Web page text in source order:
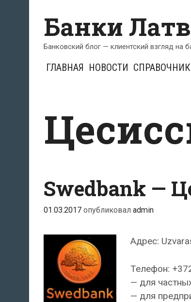
содержимому
Банки
Банковский блог — клиентский взгляд на
ГЛАВНАЯ НОВОСТИ СПРАВОЧНИК
Swedbank —
01.03.2017 опубликовал admin
Адрес:
Телефон:
— для
— для